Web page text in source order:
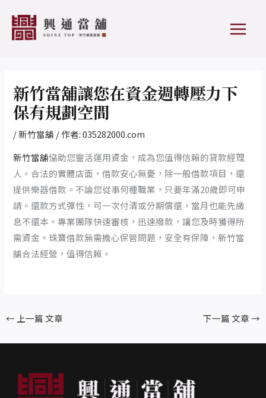
新竹當舖讓您在資金週轉壓力下
保有規劃空間
/新竹當舖 / 作者:035282000.com
新竹當舖協助您靈活運用資金，成為您值得信賴的貸款經理
人。合法的實體店面，借款安心無憂，除一般借款項目，還
提供樂器借款。不論您從事何種職業，只要年滿20歲即可申
請。還款方式彈性，可一次付清或分期償還，當月也能先繳
息不還本。專業團隊快速審核，迅速撥款，讓您及時獲得所
需資金。珠寶借款無需擔心保管問題，安全有保障，新竹當
舖合法經營，值得信賴。
navigation
← 上一篇 文章 下一篇 文章→